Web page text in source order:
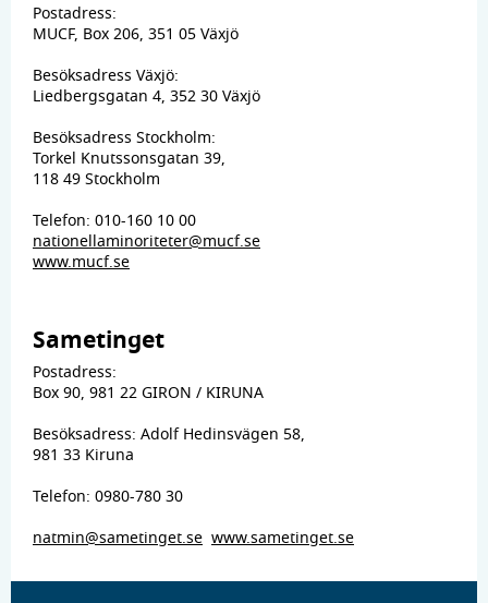
Postadress:
MUCF, Box 206, 351 05 Växjö
Besöksadress Växjö:
Liedbergsgatan 4, 352 30 Växjö
Besöksadress Stockholm:
Torkel Knutssonsgatan 39,
118 49 Stockholm
Telefon: 010-160 10 00
nationellaminoriteter@mucf.se
www.mucf.se
Sametinget
Postadress:
Box 90, 981 22 GIRON / KIRUNA
Besöksadress: Adolf Hedinsvägen 58,
981 33 Kiruna
Telefon: 0980-780 30
natmin@sametinget.se www.sametinget.se